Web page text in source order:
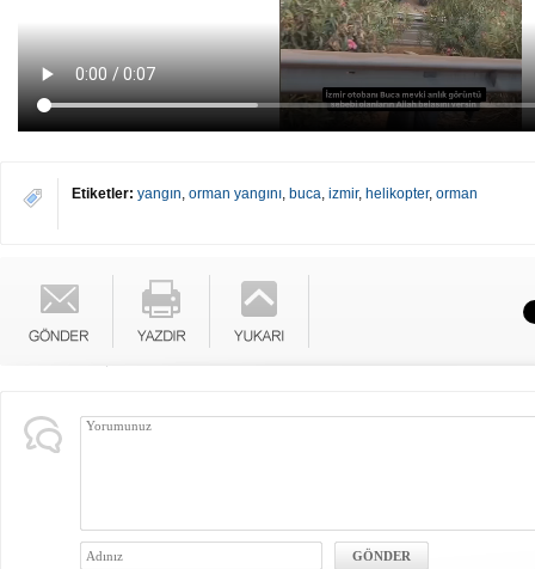
Etiketler: yangın, orman yangını, buca, izmir, helikopter, orman